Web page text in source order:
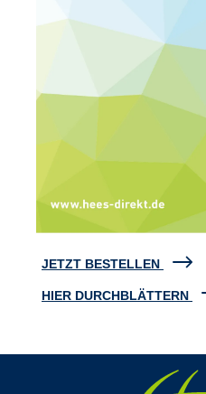
JETZT BESTELLEN
HIER DURCHBLÄTTERN